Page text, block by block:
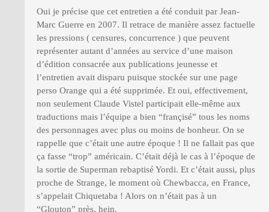
Oui je précise que cet entretien a été conduit par Jean-
Marc Guerre en 2007. Il retrace de manière assez factuelle
les pressions ( censures, concurrence ) que peuvent
représenter autant d’années au service d’une maison
d’édition consacrée aux publications jeunesse et
l’entretien avait disparu puisque stockée sur une page
perso Orange qui a été supprimée. Et oui, effectivement,
non seulement Claude Vistel participait elle-même aux
traductions mais l’équipe a bien “françisé” tous les noms
des personnages avec plus ou moins de bonheur. On se
rappelle que c’était une autre époque ! Il ne fallait pas que
ça fasse “trop” américain. C’était déjà le cas à l’époque de
la sortie de Superman rebaptisé Yordi. Et c’était aussi, plus
proche de Strange, le moment où Chewbacca, en France,
s’appelait Chiquetaba ! Alors on n’était pas à un
“Glouton” près, hein.